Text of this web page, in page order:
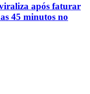
após faturar
45 minutos no